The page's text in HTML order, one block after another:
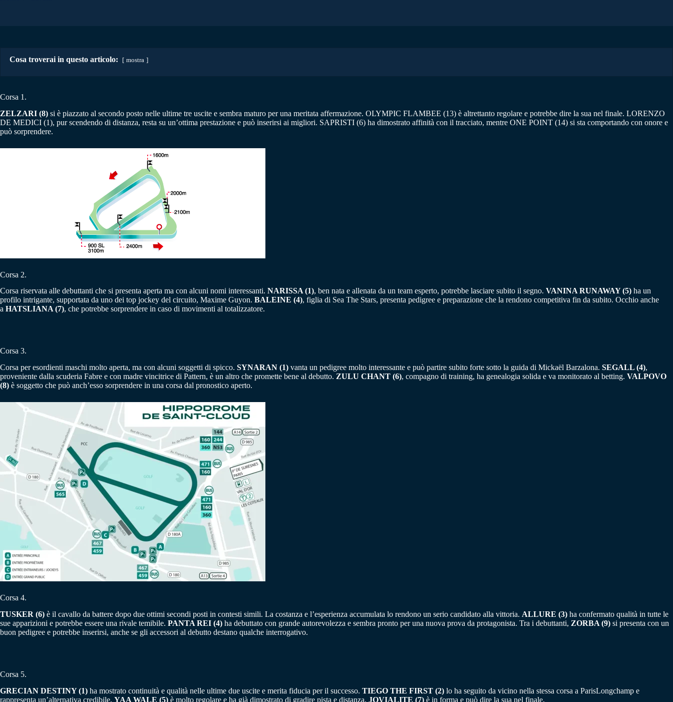
Cosa troverai in questo articolo: mostra
Corsa 1.
ZELZARI (8) si è piazzato al secondo posto nelle ultime tre uscite e sembra maturo per una meritata affermazione. OLYMPIC FLAMBEE (13) è altrettanto regolare e potrebbe dire la sua nel finale. LORENZO
DE MEDICI (1), pur scendendo di distanza, resta su un’ottima prestazione e può inserirsi ai migliori. SAPRISTI (6) ha dimostrato affinità con il tracciato, mentre ONE POINT (14) si sta comportando con onore e
può sorprendere.
Corsa 2.
Corsa riservata alle debuttanti che si presenta aperta ma con alcuni nomi interessanti. NARISSA (1), ben nata e allenata da un team esperto, potrebbe lasciare subito il segno. VANINA RUNAWAY (5) ha un
profilo intrigante, supportata da uno dei top jockey del circuito, Maxime Guyon. BALEINE (4), figlia di Sea The Stars, presenta pedigree e preparazione che la rendono competitiva fin da subito. Occhio anche
a HATSLIANA (7), che potrebbe sorprendere in caso di movimenti al totalizzatore.
Corsa 3.
Corsa per esordienti maschi molto aperta, ma con alcuni soggetti di spicco. SYNARAN (1) vanta un pedigree molto interessante e può partire subito forte sotto la guida di Mickaël Barzalona. SEGALL (4),
proveniente dalla scuderia Fabre e con madre vincitrice di Pattern, è un altro che promette bene al debutto. ZULU CHANT (6), compagno di training, ha genealogia solida e va monitorato al betting. VALPOVO
(8) è soggetto che può anch’esso sorprendere in una corsa dal pronostico aperto.
Corsa 4.
TUSKER (6) è il cavallo da battere dopo due ottimi secondi posti in contesti simili. La costanza e l’esperienza accumulata lo rendono un serio candidato alla vittoria. ALLURE (3) ha confermato qualità in tutte le
sue apparizioni e potrebbe essere una rivale temibile. PANTA REI (4) ha debuttato con grande autorevolezza e sembra pronto per una nuova prova da protagonista. Tra i debuttanti, ZORBA (9) si presenta con un
buon pedigree e potrebbe inserirsi, anche se gli accessori al debutto destano qualche interrogativo.
Corsa 5.
GRECIAN DESTINY (1) ha mostrato continuità e qualità nelle ultime due uscite e merita fiducia per il successo. TIEGO THE FIRST (2) lo ha seguito da vicino nella stessa corsa a ParisLongchamp e
rappresenta un’alternativa credibile. YAA WALE (5) è molto regolare e ha già dimostrato di gradire pista e distanza. JOVIALITE (7) è in forma e può dire la sua nel finale.